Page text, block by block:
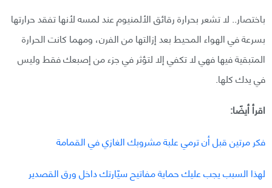
باختصار.. لا تشعر بحرارة رقائق الألمنيوم عند لمسه لأنها تفقد حرارتها
بسرعة في الهواء المحيط بعد إزالتها من الفرن، ومهما كانت الحرارة
المتبقية فيها فهي لا تكفي إلا لتؤثر في جزء من إصبعك فقط وليس
في يدك كلها.
اقرأ أيضًا:
فكر مرتين قبل أن ترمي علبة مشروبك الغازي في القمامة
لهذا السبب يجب عليك حماية مفاتيح سيّارتك داخل ورق القصدير